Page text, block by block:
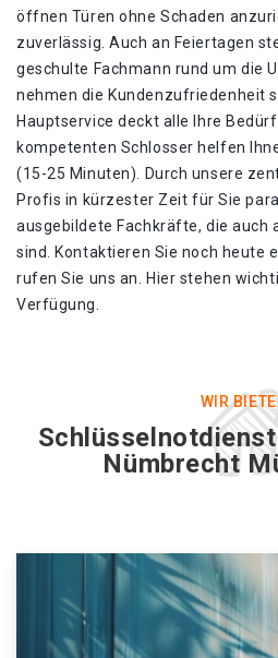
öffnen Türen ohne Schaden
zuverlässig. Auch an Feiertagen
geschulte Fachmann rund um die
nehmen die Kundenzufriedenheit
Hauptservice deckt alle Ihre
kompetenten Schlosser helfen
(15-25 Minuten). Durch unsere
Profis in kürzester Zeit für Sie
ausgebildete Fachkräfte, die auch
sind. Kontaktieren Sie noch heute
rufen Sie uns an. Hier stehen
Verfügung.
WIR
Nümbrecht